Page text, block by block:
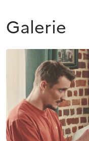
Galerie